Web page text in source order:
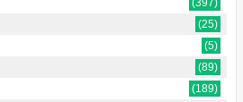
(25)
(5)
(89)
(189)